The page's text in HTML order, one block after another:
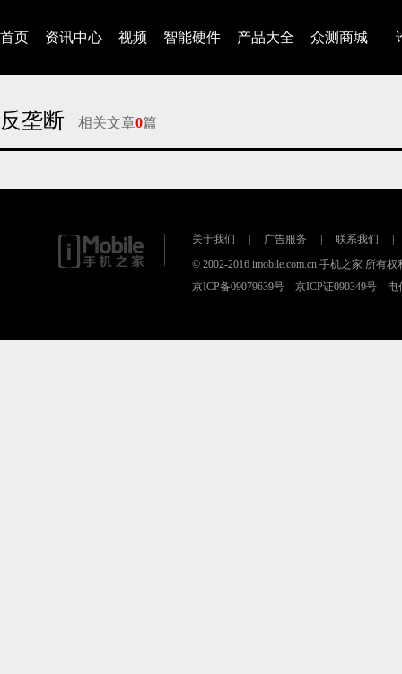
首页 资讯中心 视频 智能硬件 产品大全 众测商城
反垄断 相关文章0篇
关于我们 广告服务 联系我们
© 2002-2016 imobile.com.cn 手机之家 所有权
京ICP备09079639号 京ICP证090349号 电